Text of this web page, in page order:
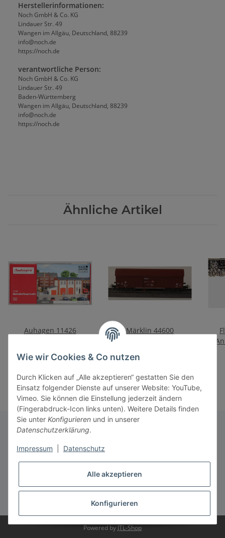
Herstellerinformationen:
Noch GmbH & Co. KG
Lindauer Str. 49
Wangen im Allgäu, Deutschland, 88239
info@noch.de
https://noch.de
verantwortliche Person:
Noch GmbH & Co. KG
Lindauer Str. 49
Baden-Württemberg
Wangen im Allgäu, Deutschland, 88239
info@noch.de
https://noch.de
Ähnliche Artikel
Auhagen 11426
54,90 €
Märklin 44600
Schwenkdachwagen DB
Informationen
Gesetzliche Informationen
* Alle Preise inkl. gesetzlicher USt., zzgl.Versand
Powered by JTL-Shop
Wie wir Cookies & Co nutzen
Durch Klicken auf „Alle akzeptieren“ gestatten Sie den
Einsatz folgender Dienste auf unserer Website: YouTube,
Vimeo. Sie können die Einstellung jederzeit ändern
(Fingerabdruck-Icon links unten). Weitere Details finden
Sie unter Konfigurieren und in unserer
Datenschutzerklärung.
Impressum Datenschutz
Alle akzeptieren
Konfigurieren